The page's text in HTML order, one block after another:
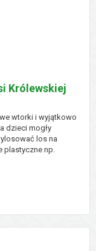
Królewskiej
wtorki i wyjątkowo
dzieci mogły
los na
plastyczne np.